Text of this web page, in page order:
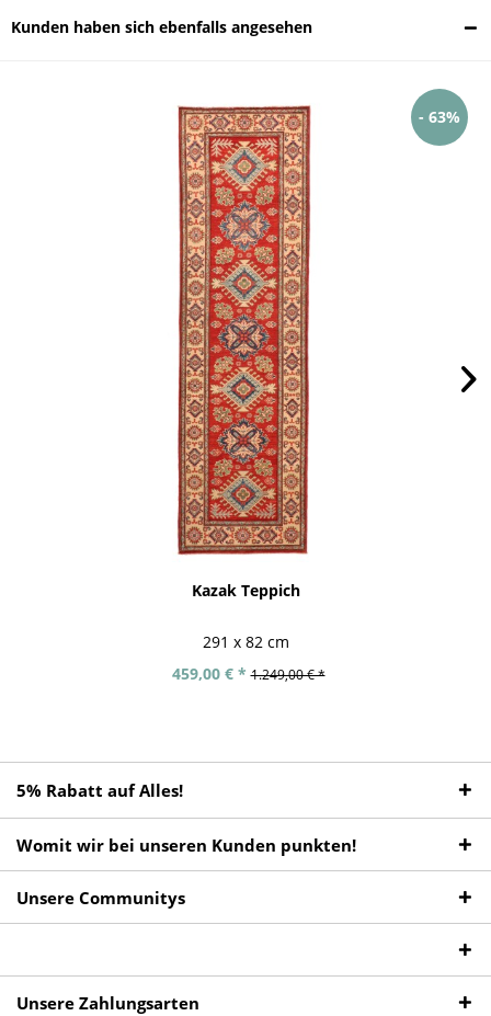
Kunden haben sich ebenfalls angesehen
- 63%
Kazak Teppich
291 x 82 cm
459,00 € * 1.249,00 € *
5% Rabatt auf Alles!
Womit wir bei unseren Kunden punkten!
Unsere Communitys
Unsere Zahlungsarten